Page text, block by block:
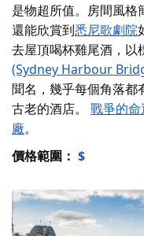
是物超所值。房間風格
還能欣賞到悉尼歌劇院
去屋頂喝杯雞尾酒，以
(Sydney Harbour
聞名，幾乎每個角落都
古老的酒店。
戰爭的命
廠。
價格範圍： $